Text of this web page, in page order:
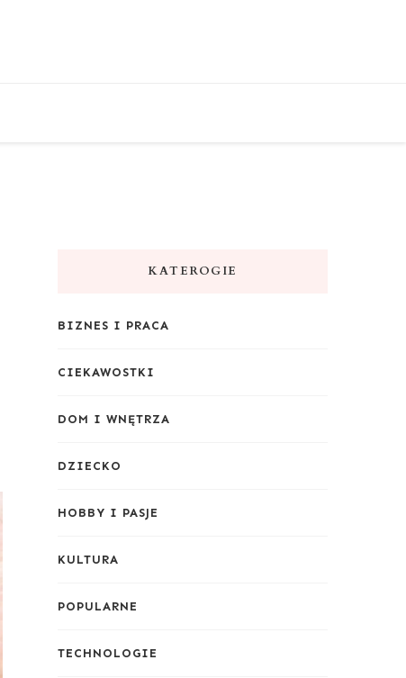
KATEROGIE
BIZNES I PRACA
CIEKAWOSTKI
DOM I WNĘTRZA
DZIECKO
HOBBY I PASJE
KULTURA
POPULARNE
TECHNOLOGIE